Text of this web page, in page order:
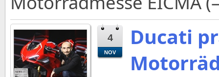
4
NOV
Ducati